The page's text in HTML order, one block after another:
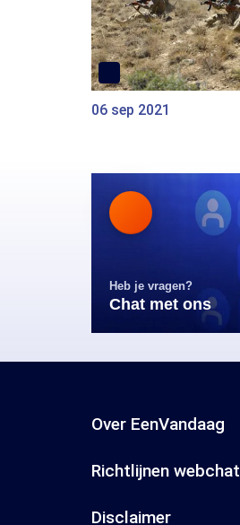
06 sep 2021
Heb je vragen?
Chat met ons
Over EenVandaag
Richtlijnen webchat
Disclaimer